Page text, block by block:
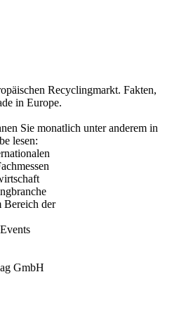
Recyclingmarkt. Fakten,
in Europe.
Sie monatlich unter anderem in
lesen:
Bereich der
GmbH